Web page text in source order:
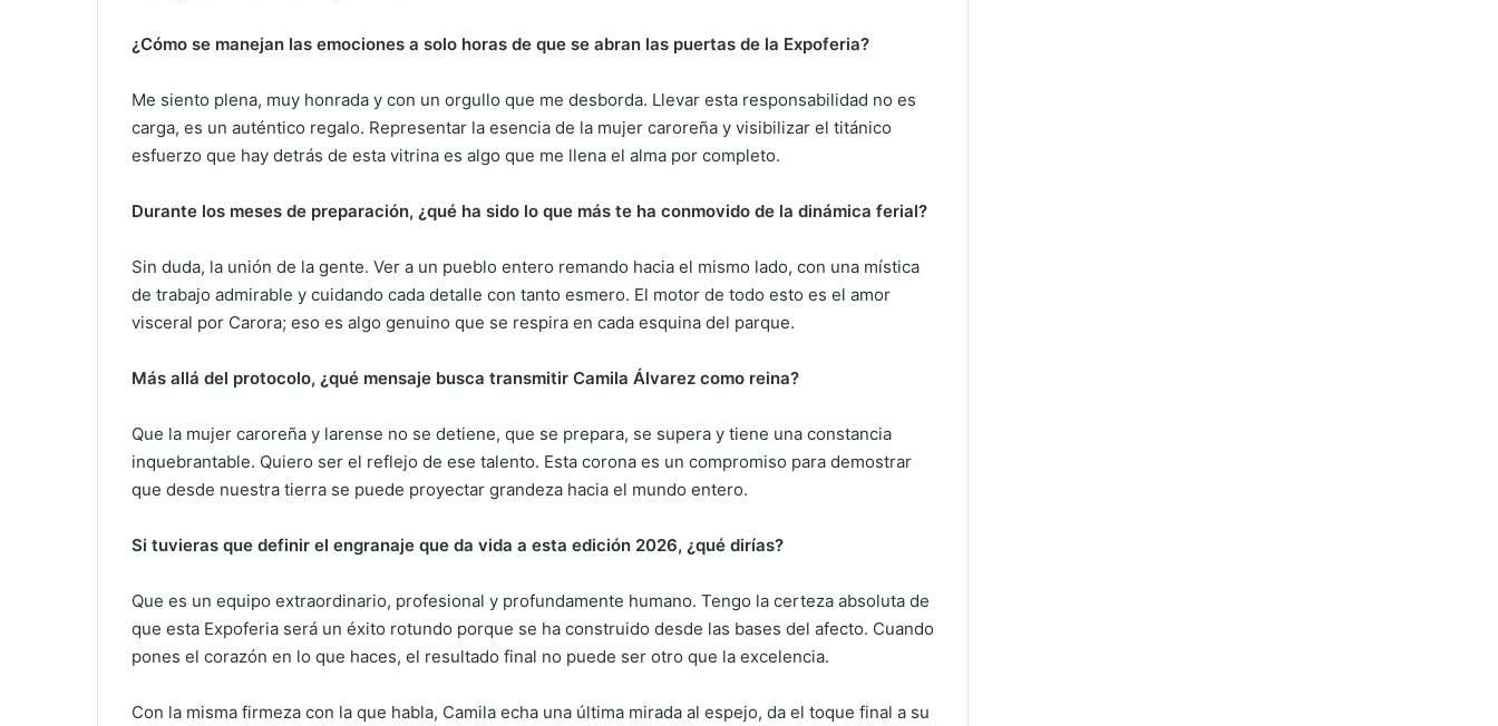
¿Cómo se manejan las emociones a solo horas de que se abran las puertas de la Expoferia?
Me siento plena, muy honrada y con un orgullo que me desborda. Llevar esta responsabilidad no es
carga, es un auténtico regalo. Representar la esencia de la mujer caroreña y visibilizar el titánico
esfuerzo que hay detrás de esta vitrina es algo que me llena el alma por completo.
Durante los meses de preparación, ¿qué ha sido lo que más te ha conmovido de la dinámica ferial?
Sin duda, la unión de la gente. Ver a un pueblo entero remando hacia el mismo lado, con una mística
de trabajo admirable y cuidando cada detalle con tanto esmero. El motor de todo esto es el amor
visceral por Carora; eso es algo genuino que se respira en cada esquina del parque.
Más allá del protocolo, ¿qué mensaje busca transmitir Camila Álvarez como reina?
Que la mujer caroreña y larense no se detiene, que se prepara, se supera y tiene una constancia
inquebrantable. Quiero ser el reflejo de ese talento. Esta corona es un compromiso para demostrar
que desde nuestra tierra se puede proyectar grandeza hacia el mundo entero.
Si tuvieras que definir el engranaje que da vida a esta edición 2026, ¿qué dirías?
Que es un equipo extraordinario, profesional y profundamente humano. Tengo la certeza absoluta de
que esta Expoferia será un éxito rotundo porque se ha construido desde las bases del afecto. Cuando
pones el corazón en lo que haces, el resultado final no puede ser otro que la excelencia.
​Con la misma firmeza con la que habla, Camila echa una última mirada al espejo, da el toque final a su